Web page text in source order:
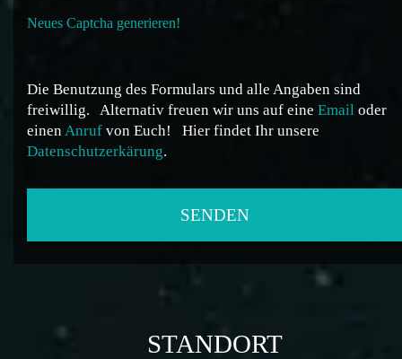
Neues Captcha generieren!
Die Benutzung des Formulars und alle Angaben sind
freiwillig.
Alternativ freuen wir uns auf eine Email oder
einenAnruf von Euch!
Hier findet Ihr unsere
Datenschutzerkärung.
STANDORT